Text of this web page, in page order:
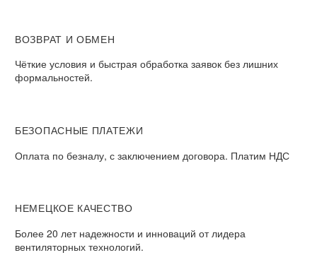
ВОЗВРАТ И ОБМЕН
Чёткие условия и быстрая обработка заявок без лишних
формальностей.
БЕЗОПАСНЫЕ ПЛАТЕЖИ
Оплата по безналу, с заключением договора. Платим НДС
НЕМЕЦКОЕ КАЧЕСТВО
Более 20 лет надежности и инноваций от лидера
вентиляторных технологий.